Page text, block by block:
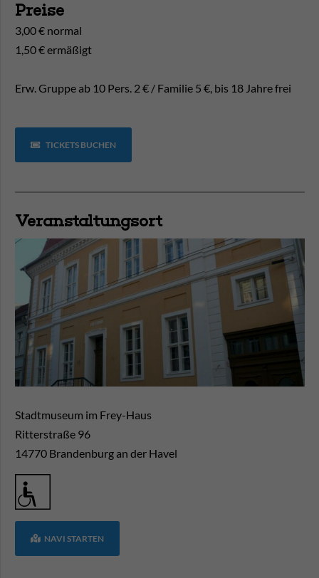
Preise
3,00 € normal
1,50 € ermäßigt
Erw. Gruppe ab 10 Pers. 2 € / Familie 5 €, bis 18 Jahre frei
TICKETS BUCHEN
Veranstaltungsort
Stadtmuseum im Frey-Haus
Ritterstraße 96
14770 Brandenburg an der Havel
NAVI STARTEN